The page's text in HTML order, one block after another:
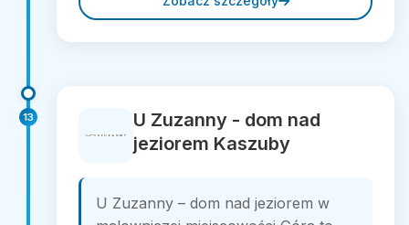
13
U Zuzanny - dom nad
jeziorem Kaszuby
U Zuzanny – dom nad jeziorem w